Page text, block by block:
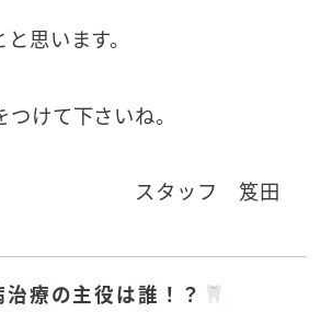
思います。
けて下さいね。
フ 笈田
治療の主役は誰！？